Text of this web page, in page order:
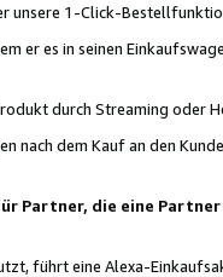
unsere 1-Click-
er es in seinen
durch Streaming oder
nach dem Kauf an den
Partner, die eine
führt eine Alexa-